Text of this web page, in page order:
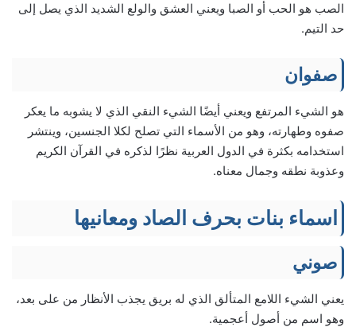
الصب هو الحب أو الصبا ويعني العشق والولع الشديد الذي يصل إلى
حد التيم.
صفوان
هو الشيء المرتفع ويعني أيضًا الشيء النقي الذي لا يشوبه ما يعكر
صفوه وطهارته، وهو من الأسماء التي تصلح لكلا الجنسين، وينتشر
استخدامه بكثرة في الدول العربية نظرًا لذكره في القرآن الكريم
وعذوبة نطقه وجمال معناه.
اسماء بنات بحرف الصاد ومعانيها
صوني
يعني الشيء اللامع المتألق الذي له بريق يجذب الأنظار من على بعد،
وهو اسم من أصول أعجمية.